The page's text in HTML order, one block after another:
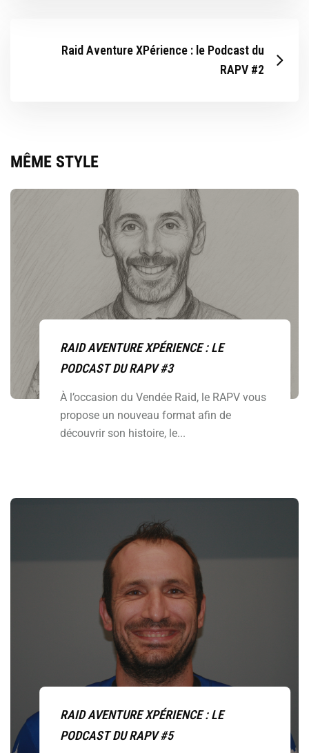
Raid Aventure XPérience : le Podcast du
RAPV #2
MÊME STYLE
RAID AVENTURE XPÉRIENCE : LE
PODCAST DU RAPV #3
À l’occasion du Vendée Raid, le RAPV vous
propose un nouveau format afin de
découvrir son histoire, le...
RAID AVENTURE XPÉRIENCE : LE
PODCAST DU RAPV #5